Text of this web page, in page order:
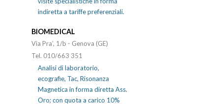
indiretta a tariffe preferenziali.
BIOMEDICAL
Via Pra’, 1/b - Genova (GE)
Tel. 010/663 351
Analisi di laboratorio,
ecografie, Tac, Risonanza
Magnetica in forma diretta Ass.
Oro; con quota a carico 10%